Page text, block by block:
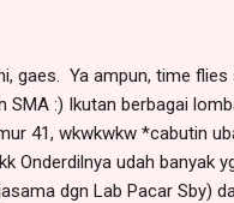
gaes. Ya ampun, time
:) Ikutan berbagai
41, wkwkwkw *cabutin
Onderdilnya udah banyak
dgn Lab Pacar Sby)